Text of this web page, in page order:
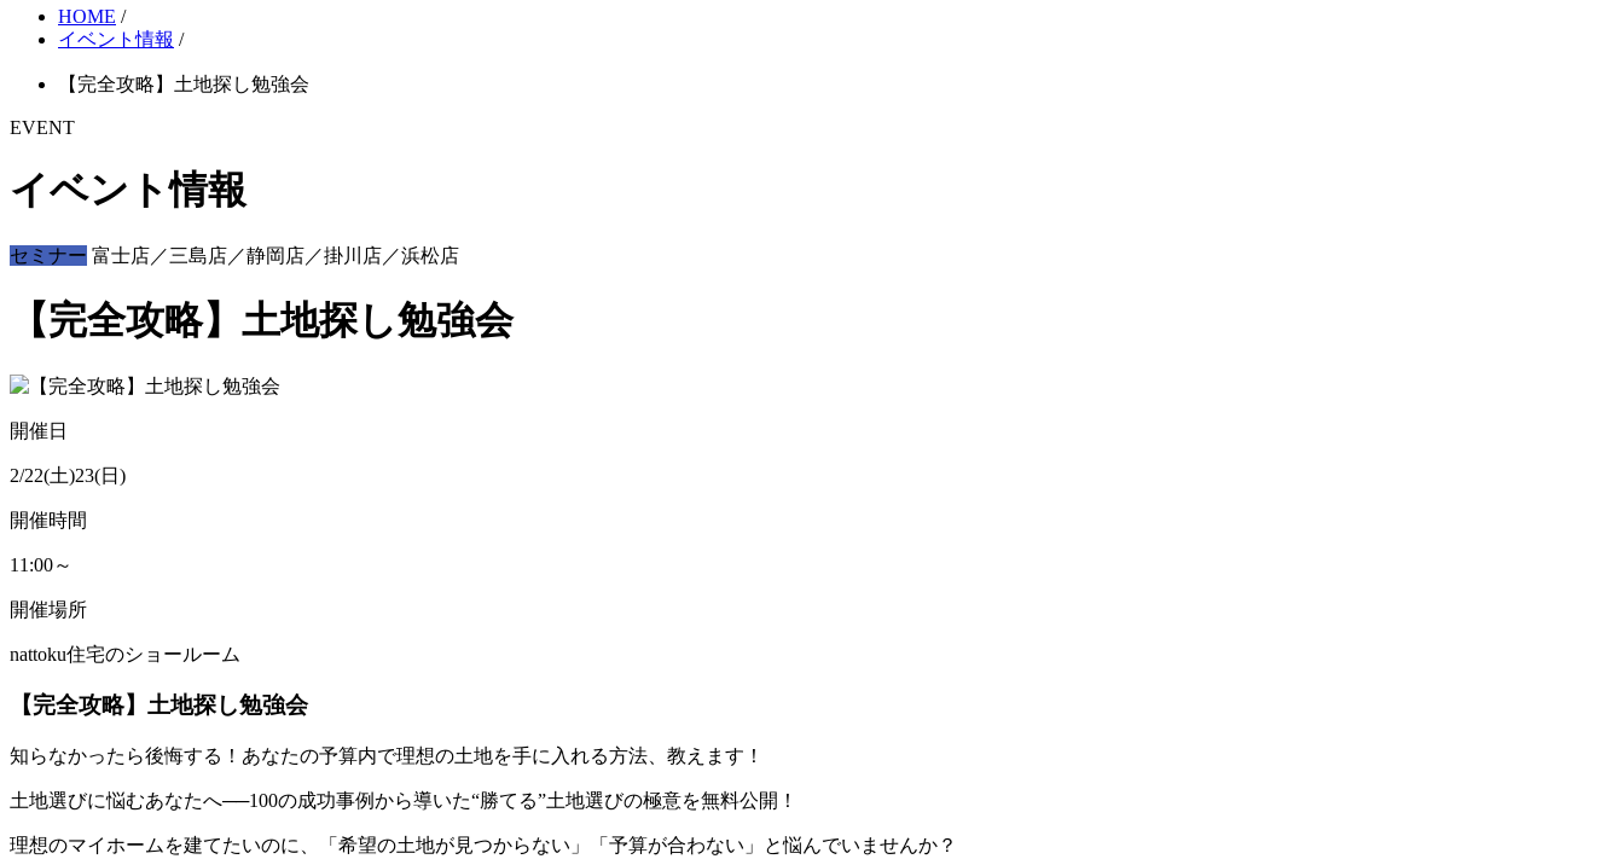
HOME /
イベント情報 /
【完全攻略】土地探し勉強会
EVENT
イベント情報
セミナー 富士店／三島店／静岡店／掛川店／浜松店
【完全攻略】土地探し勉強会
開催日
2/22(土)23(日)
開催時間
11:00～
開催場所
nattoku住宅のショールーム
【完全攻略】土地探し勉強会
知らなかったら後悔する！あなたの予算内で理想の土地を手に入れる方法、教えます！
土地選びに悩むあなたへ──100の成功事例から導いた“勝てる”土地選びの極意を無料公開！
理想のマイホームを建てたいのに、「希望の土地が見つからない」「予算が合わない」と悩んでいませんか？